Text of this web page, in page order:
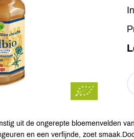
uit de ongerepte bloemenvelden
en een verfijnde, zoet